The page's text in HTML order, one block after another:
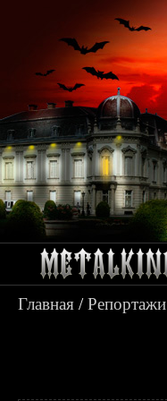
Главная /Репортажи